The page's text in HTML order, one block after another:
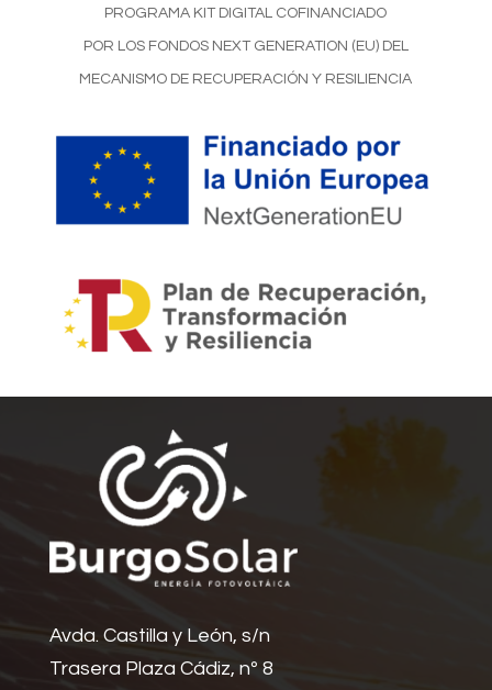
PROGRAMA KIT DIGITAL COFINANCIADO
POR LOS FONDOS NEXT GENERATION (EU) DEL
MECANISMO DE RECUPERACIÓN Y RESILIENCIA
Avda. Castilla y León, s/n
Trasera Plaza Cádiz, nº 8